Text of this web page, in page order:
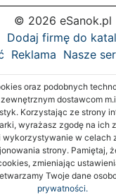
© 2026 eSanok.pl
Dodaj firmę do
Reklama Nasze
oraz podobnych
dostawcom
Korzystając ze strony
wyrażasz zgodę na ich
w celach
strony. Pamiętaj,
zmieniając
Twoje dane
prywatności.